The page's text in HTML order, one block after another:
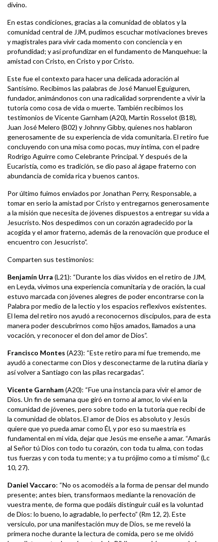
divino.
En estas condiciones, gracias a la comunidad de oblatos y la
comunidad central de JJM, pudimos escuchar motivaciones breves
y magistrales para vivir cada momento con conciencia y en
profundidad; y así profundizar en el fundamento de Manquehue: la
amistad con Cristo, en Cristo y por Cristo.
Este fue el contexto para hacer una delicada adoración al
Santísimo. Recibimos las palabras de José Manuel Eguiguren,
fundador, animándonos con una radicalidad sorprendente a vivir la
tutoría como cosa de vida o muerte. También recibimos los
testimonios de Vicente Garnham (A20), Martín Rosselot (B18),
Juan José Melero (B02) y Johnny Gibby, quienes nos hablaron
generosamente de su experiencia de vida comunitaria. El retiro fue
concluyendo con una misa como pocas, muy íntima, con el padre
Rodrigo Aguirre como Celebrante Principal. Y después de la
Eucaristía, como es tradición, se dio paso al ágape fraterno con
abundancia de comida rica y buenos cantos.
Por último fuimos enviados por Jonathan Perry, Responsable, a
tomar en serio la amistad por Cristo y entregarnos generosamente
a la misión que necesita de jóvenes dispuestos a entregar su vida a
Jesucristo. Nos despedimos con un corazón agradecido por la
acogida y el amor fraterno, además de la renovación que produce el
encuentro con Jesucristo”.
Comparten sus testimonios:
Benjamín Urra (L21): “Durante los días vividos en el retiro de JJM,
en Leyda, vivimos una experiencia comunitaria y de oración, la cual
estuvo marcada con jóvenes alegres de poder encontrarse con la
Palabra por medio de la lectio y los espacios reflexivos existentes.
El lema del retiro nos ayudó a reconocernos discípulos, para de esta
manera poder descubrirnos como hijos amados, llamados a una
vocación, y reconocer el don del amor de Dios”.
Francisco Montes (A23): “Este retiro para mí fue tremendo, me
ayudó a conectarme con Dios y desconectarme de la rutina diaria y
así volver a Santiago con las pilas recargadas”.
Vicente Garnham(A20): “Fue una instancia para vivir el amor de
Dios. Un fin de semana que giró en torno al amor, lo viví en la
comunidad de jóvenes, pero sobre todo en la tutoría que recibí de
la comunidad de oblatos. El amor de Dios es absoluto y Jesús
quiere que yo pueda amar como Él, y por eso su maestría es
fundamental en mi vida, dejar que Jesús me enseñe a amar. “Amarás
al Señor tú Dios con todo tu corazón, con toda tu alma, con todas
tus fuerzas y con toda tu mente; y a tu prójimo como a ti mismo” (Lc
10, 27).
Daniel Vaccaro: “No os acomodéis a la forma de pensar del mundo
presente; antes bien, transformaos mediante la renovación de
vuestra mente, de forma que podáis distinguir cuál es la voluntad
de Dios: lo bueno, lo agradable, lo perfecto” (Rm 12, 2). Este
versículo, por una manifestación muy de Dios, se me reveló la
primera noche durante la lectura de comida, pero se me olvidó